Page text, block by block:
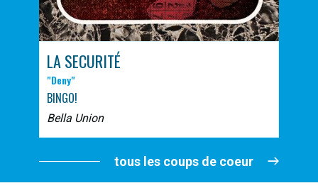
LA SECURITÉ
"Deny"
BINGO!
Bella Union
tous les coups de coeur